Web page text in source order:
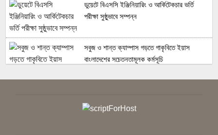
ডুয়েটে বিএসসি ইঞ্জিনিয়ারিং ও আর্কিটেকচার ভর্তি
পরীক্ষা সুষ্ঠুভাবে সম্পন্ন
সবুজ ও শান্ত ক্যাম্পাস গড়তে গাকৃবিতে ইয়াস
বাংলাদেশের সচেতনতামূলক কর্মসূচি
গাজীপুরে সাংবাদিকদের দক্ষতা উন্নয়নে কর্মশালা
অনুষ্ঠিত